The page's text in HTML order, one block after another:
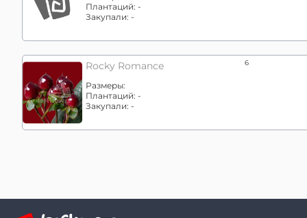
Плантаций: -
Закупали: -
Rocky Romance 6
Размеры:
Плантаций: -
Закупали: -